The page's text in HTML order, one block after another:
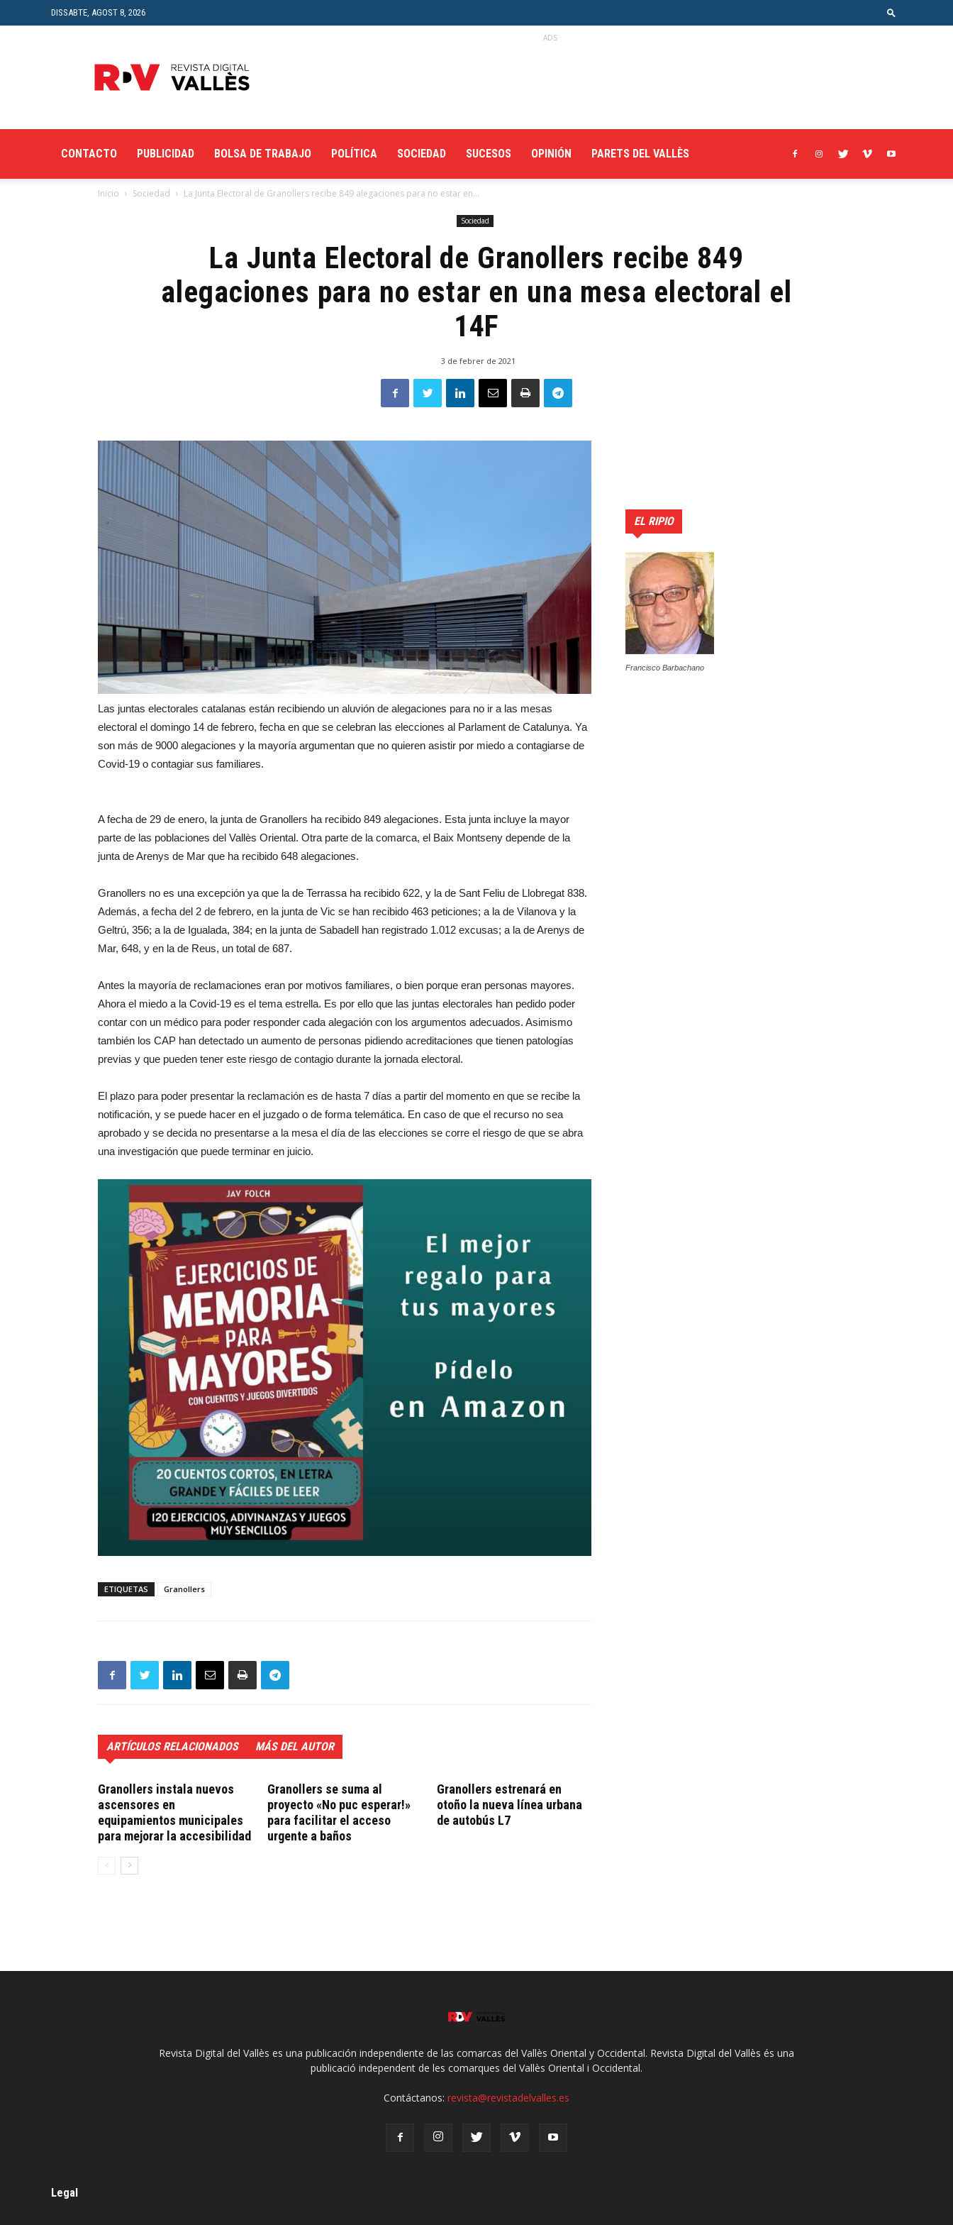
DISSABTE, AGOST 8, 2026
Digital
del
ADS
CONTACTO PUBLICIDAD BOLSA DE TRABAJO POLÍTICA SOCIEDAD SUCESOS OPINIÓN PARETS DEL VALLÈS
Inicio Sociedad La Junta Electoral de Granollers recibe 849 alegaciones para no estar en...
Sociedad
La Junta Electoral de Granollers recibe 849
alegaciones para no estar en una mesa electoral el
14F
3 de febrer de 2021
Las juntas electorales catalanas están recibiendo un aluvión de alegaciones para no ir a las mesas
electoral el domingo 14 de febrero, fecha en que se celebran las elecciones al Parlament de Catalunya. Ya
son más de 9000 alegaciones y la mayoría argumentan que no quieren asistir por miedo a contagiarse de
Covid-19 o contagiar sus familiares.
A fecha de 29 de enero, la junta de Granollers ha recibido 849 alegaciones. Esta junta incluye la mayor
parte de las poblaciones del Vallès Oriental. Otra parte de la comarca, el Baix Montseny depende de la
junta de Arenys de Mar que ha recibido 648 alegaciones.
Granollers no es una excepción ya que la de Terrassa ha recibido 622, y la de Sant Feliu de Llobregat 838.
Además, a fecha del 2 de febrero, en la junta de Vic se han recibido 463 peticiones; a la de Vilanova y la
Geltrú, 356; a la de Igualada, 384; en la junta de Sabadell han registrado 1.012 excusas; a la de Arenys de
Mar, 648, y en la de Reus, un total de 687.
Antes la mayoría de reclamaciones eran por motivos familiares, o bien porque eran personas mayores.
Ahora el miedo a la Covid-19 es el tema estrella. Es por ello que las juntas electorales han pedido poder
contar con un médico para poder responder cada alegación con los argumentos adecuados. Asimismo
también los CAP han detectado un aumento de personas pidiendo acreditaciones que tienen patologías
previas y que pueden tener este riesgo de contagio durante la jornada electoral.
El plazo para poder presentar la reclamación es de hasta 7 días a partir del momento en que se recibe la
notificación, y se puede hacer en el juzgado o de forma telemática. En caso de que el recurso no sea
aprobado y se decida no presentarse a la mesa el día de las elecciones se corre el riesgo de que se abra
una investigación que puede terminar en juicio.
ETIQUETAS Granollers
ARTÍCULOS RELACIONADOS MÁS DEL AUTOR
Granollers instala nuevos
ascensores en
equipamientos municipales
para mejorar la accesibilidad
Granollers se suma al
proyecto «No puc esperar!»
para facilitar el acceso
urgente a baños
Granollers estrenará en
otoño la nueva línea urbana
de autobús L7
EL RIPIO
Francisco Barbachano
Revista Digital del Vallès es una publicación independiente de las comarcas del Vallès Oriental y Occidental. Revista Digital del Vallès és una
publicació independent de les comarques del Vallès Oriental i Occidental.
Contáctanos: revista@revistadelvalles.es
Legal